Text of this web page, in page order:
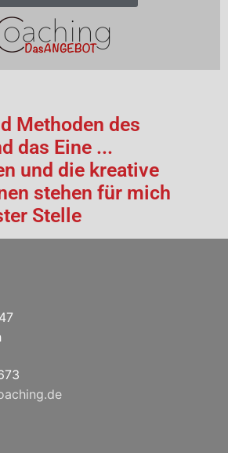
Methoden des
das Eine ...
und die kreative
stehen für mich
Stelle